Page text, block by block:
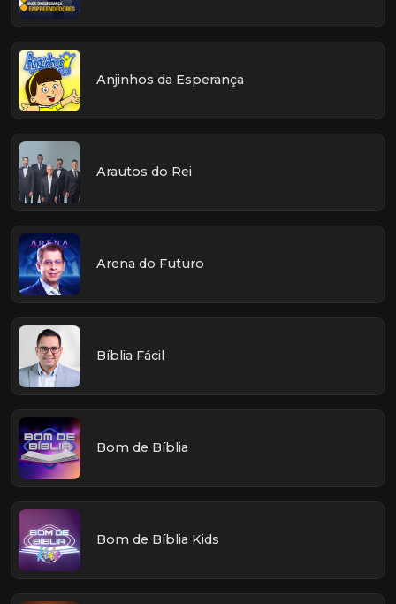
Anjinhos da Esperança
Arautos do Rei
Arena do Futuro
Bíblia Fácil
Bom de Bíblia
Bom de Bíblia Kids